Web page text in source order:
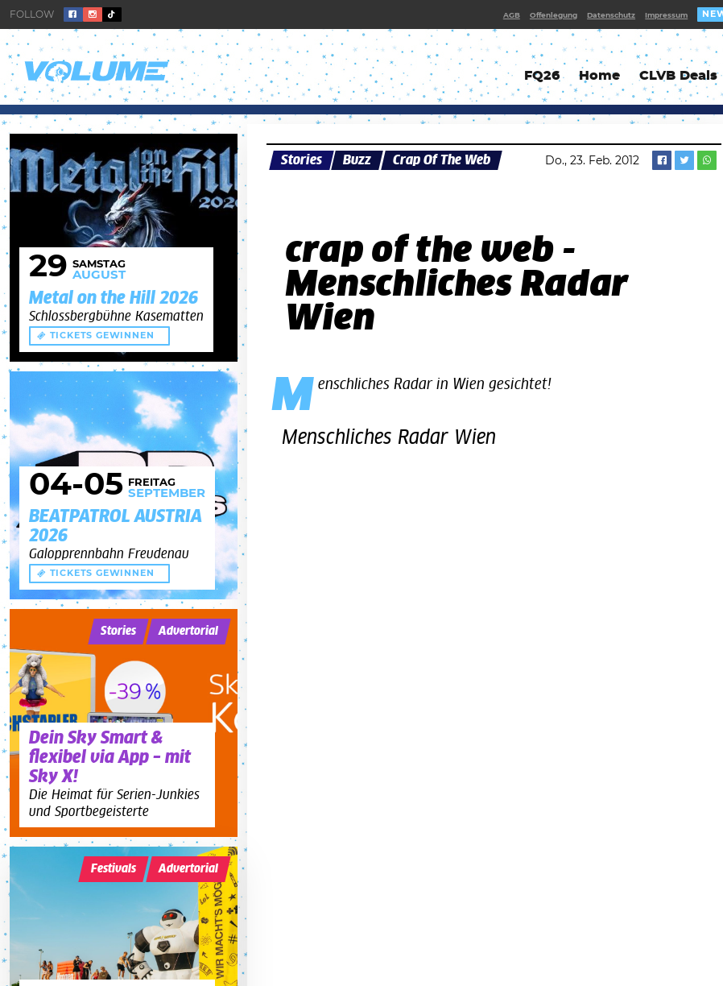
FQ26 Home CLVB Deals
AGB Offenlegung Datenschutz Impressum
Stories Buzz Crap Of The Web Do., 23. Feb. 2012
crap of the web -
Menschliches Radar
Wien
M enschliches Radar in Wien gesichtet!
Menschliches Radar Wien
29 SAMSTAG
AUGUST
Metal on the Hill 2026
Schlossbergbühne Kasematten
TICKETS GEWINNEN
04-05 FREITAG
SEPTEMBER
BEATPATROL AUSTRIA
2026
Galopprennbahn Freudenau
TICKETS GEWINNEN
Dein Sky Smart &
flexibel via App – mit
Sky X!
Die Heimat für Serien-Junkies
und Sportbegeisterte
Stories Advertorial
Festivals Advertorial